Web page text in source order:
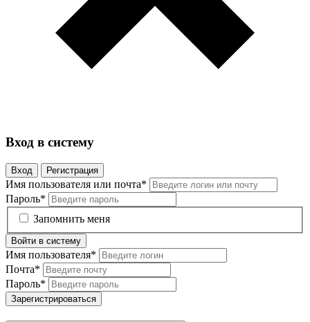
Вход в систему
Вход Регистрация
Имя пользователя или почта*
Пароль*
Запомнить меня
Войти в систему
Имя пользователя*
Почта*
Пароль*
Зарегистрироваться